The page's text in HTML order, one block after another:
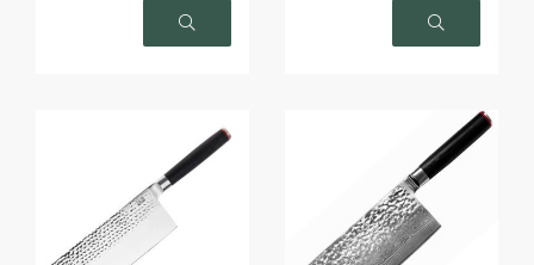
verfügbar
verfügbar